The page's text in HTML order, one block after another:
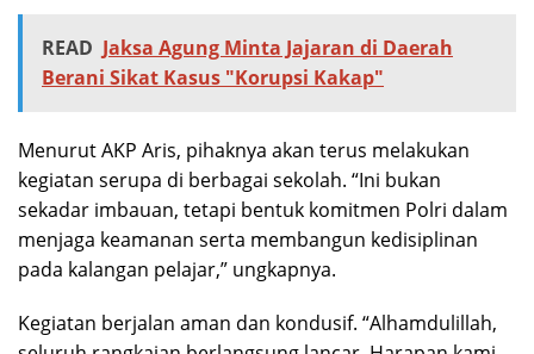
READ Jaksa Agung Minta Jajaran di Daerah
Berani Sikat Kasus "Korupsi Kakap"
Menurut AKP Aris, pihaknya akan terus melakukan
kegiatan serupa di berbagai sekolah. “Ini bukan
sekadar imbauan, tetapi bentuk komitmen Polri dalam
menjaga keamanan serta membangun kedisiplinan
pada kalangan pelajar,” ungkapnya.
Kegiatan berjalan aman dan kondusif. “Alhamdulillah,